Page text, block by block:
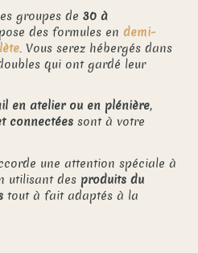
groupes de 30 à
des formules en demi-
. Vous serez hébergés dans
qui ont gardé leur
en atelier ou en plénière,
connectées sont à votre
une attention spéciale à
utilisant des produits du
tout à fait adaptés à la